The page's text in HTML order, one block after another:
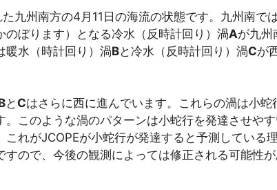
九州南方の4月11日の海流の状態です。九州南で
のぼります）となる冷水（反時計回り）渦Aが九州
暖水（時計回り）渦Bと冷水（反時計回り）渦Cが
と Cはさらに西に進んでいます。これらの渦は小蛇
。このような渦のパターンは小蛇行を発達させや
れがJCOPEが小蛇行が発達すると予測している
すので、今後の観測によっては修正される可能性